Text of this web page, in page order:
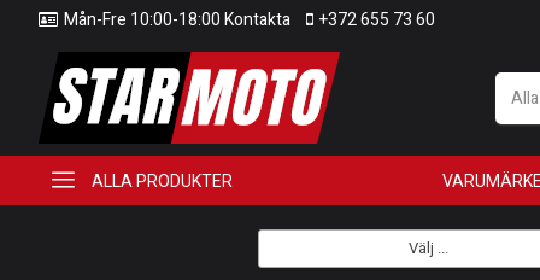
Mån-Fre 10:00-18:00 Kontakta +372 655 73 60
ALLA PRODUKTER
Välj ...